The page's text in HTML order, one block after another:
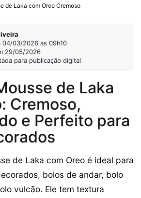
de Laka com Oreo Cremoso
04/03/2026 as 09h10
29/05/2026
para publicação digital
de Laka
Cremoso,
e Perfeito para
de Laka com Oreo é ideal para
bolos de andar, bolo
vulcão. Ele tem textura